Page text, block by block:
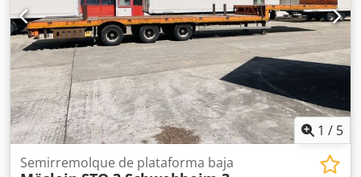
1 / 5
Semirremolque de plataforma baja